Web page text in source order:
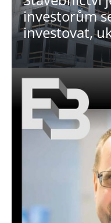
investorům
investovat,